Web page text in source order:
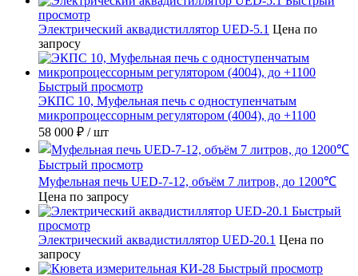
просмотр
Электрический аквадистиллятор UED-5.1 Цена по
запросу
Быстрый просмотр
ЭКПС 10, Муфельная печь с одноступенчатым
микропроцессорным регулятором (4004), до +1100
58 000 ₽ / шт
Быстрый просмотр
Муфельная печь UED-7-12, объём 7 литров, до 1200℃
Цена по запросу
Быстрый
просмотр
Электрический аквадистиллятор UED-20.1 Цена по
запросу
Быстрый просмотр